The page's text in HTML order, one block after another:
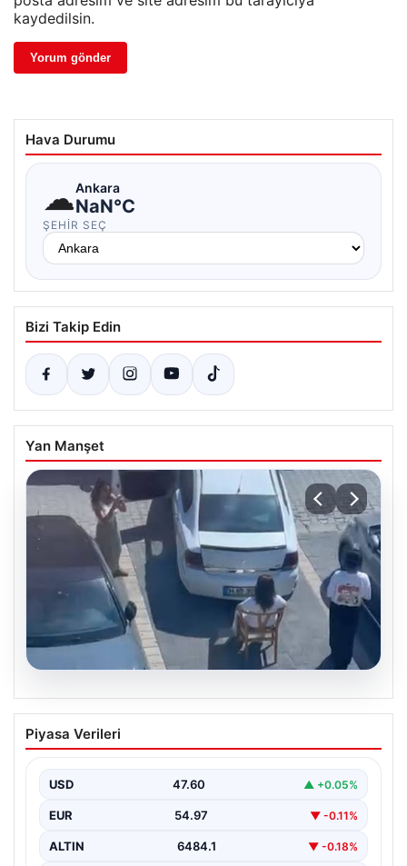
kaydedilsin.
Hava Durumu
☁Ankara
NaN°C
ŞEHIR SEÇ
Bizi Takip Edin
Yan Manşet
05.08.2026
İlginç olay: Sandalye çekti, aracın park
etmesine izin vermedi
Otomobilin Park Etmesine Tepkili Çalışan Arasında
Gerginlik Yaşandı”,…
Piyasa Verileri
USD 47.60 ▲ +0.05%
EUR 54.97 ▼ -0.11%
ALTIN 6484.1 ▼ -0.18%